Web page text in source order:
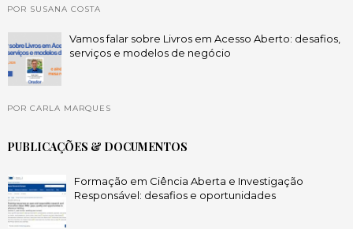
POR SUSANA COSTA
Vamos falar sobre Livros em Acesso Aberto: desafios,
serviços e modelos de negócio
POR CARLA MARQUES
PUBLICAÇÕES & DOCUMENTOS
Formação em Ciência Aberta e Investigação
Responsável: desafios e oportunidades